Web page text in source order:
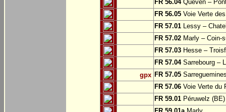
FR 56.04Quéven –
FR 56.05 Voie Verte
FR 57.01 Lessy –
FR 57.02 Marly – Coin-
FR 57.03 Hesse –
FR 57.04Sarrebourg –
gpx FR 57.05
FR 57.06 Voie Verte du
FR 59.01 Péruwelz